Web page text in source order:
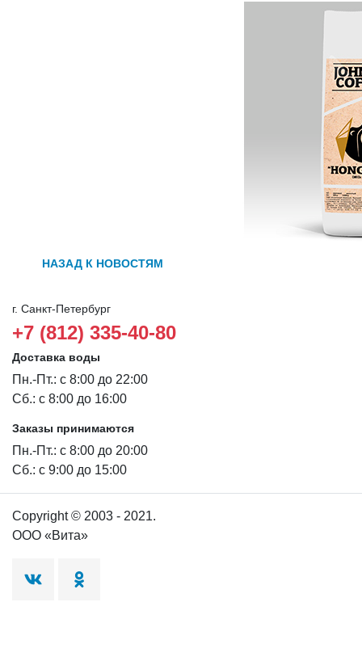
НАЗАД К НОВОСТЯМ
г. Санкт-Петербург
+7 (812) 335-40-80
Доставка воды
Пн.-Пт.: с 8:00 до 22:00
Сб.: с 8:00 до 16:00
Заказы принимаются
Пн.-Пт.: с 8:00 до 20:00
Сб.: с 9:00 до 15:00
Copyright © 2003 - 2021.
ООО «Вита»